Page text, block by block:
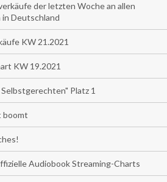
der letzten Woche an allen
Deutschland
KW 21.2021
KW 19.2021
Platz 1
boomt
Audiobook Streaming-Charts